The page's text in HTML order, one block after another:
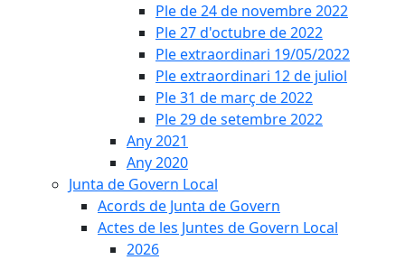
Ple de 24 de novembre 2022
Ple 27 d'octubre de 2022
Ple extraordinari 19/05/2022
Ple extraordinari 12 de juliol
Ple 31 de març de 2022
Ple 29 de setembre 2022
Any 2021
Any 2020
Junta de Govern Local
Acords de Junta de Govern
Actes de les Juntes de Govern Local
2026